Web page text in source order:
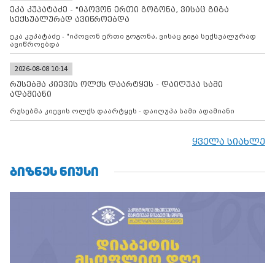
მილიტარიზაციის პროცესს და აქტიურად დგამს ნაბიჯებს მათი
ფაქტობრივი ანექსიისკენ
ეკა კუპატაძე - "იპოვონ ერთი გოგონა, ვისაც გიგა
სექსუალურად ავიწროებდა
ეკა კუპატაძე - "იპოვონ ერთი გოგონა, ვისაც გიგა სექსუალურად
ავიწროებდა
2026-08-08 10:14
რუსებმა კიევის ოლქს დაარტყეს - დაიღუპა სამი
ადამიანი
რუსებმა კიევის ოლქს დაარტყეს - დაიღუპა სამი ადამიანი
ყველა სიახლე
ᲑᲘᲖᲜᲔᲡ ᲜᲘᲣᲡᲘ